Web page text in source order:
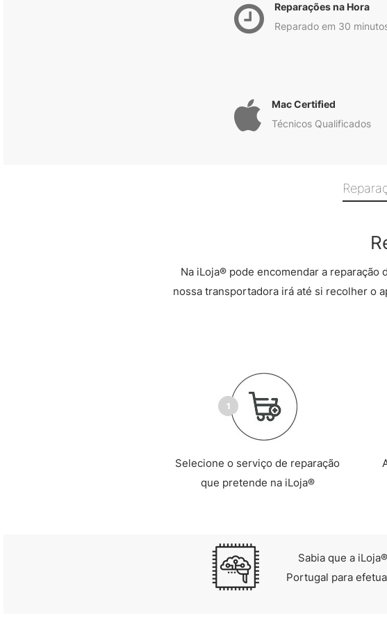
Reparações na Hora
Reparado em 30
Mac Certified
Técnicos Qualificados
Na iLoja® pode encomendar a
nossa transportadora irá até si recolher o
Selecione o serviço de reparação
que pretende na iLoja®
Sabia que a
Portugal para